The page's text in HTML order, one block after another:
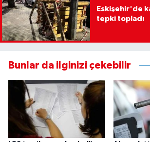
Eskişehir'de
tepki topladı
Bunlar da ilginizi çekebilir